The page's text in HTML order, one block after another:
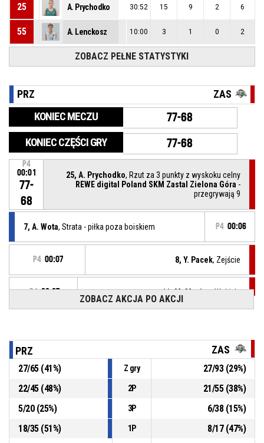
25 A. Prychodko 30:52 15 9 2 6
55 A. Lenckosz 10:00 3 1 0 2
ZOBACZ PEŁNE STATYSTYKI
PRZ ZAS
KONIEC MECZU 77-68
KONIEC CZĘŚCI GRY 77-68
P4
00:01
77-
68
25, A. Prychodko, Rzut za 3 punkty z wyskoku celny
REWE digital Poland SKM Zastal Zielona Góra -
przegrywają 9
7, A. Wota, Strata - piłka poza boiskiem P4 00:06
P4 00:07 8, Y. Pacek, Zejście
P4 00:07 11, M. Maciąg, Wejście
P4
00:07
77-
65
4, K. Radczyc, 2pt.tipinlayup celny
REWE digital Poland SKM Zastal Zielona Góra-
przegrywają 12
P4 00:07 , Zbiórka w ataku
ZOBACZ AKCJA PO AKCJI
PRZ ZAS
27/65(41%) Z gry 27/93(29%)
22/45(48%) 2P 21/55(38%)
5/20(25%) 3P 6/38(15%)
18/35(51%) 1P 8/17(47%)